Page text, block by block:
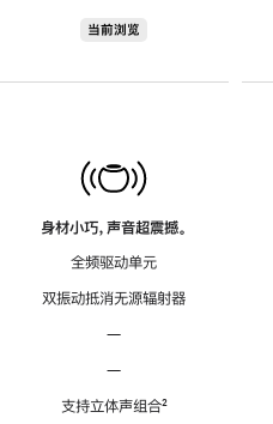
当前浏览
身材小巧，声音超震撼。
全频驱动单元
双振动抵消无源辐射器
—
—
支持立体声组合脚
²